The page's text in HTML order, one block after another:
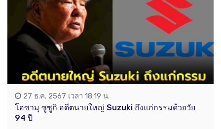
27 ธ.ค. 2567 เวลา 18:19 น.
โอซามุ ซูซูกิ อดีตนายใหญ่ Suzuki ถึงแก่กรรมด้วยวัย
94 ปี